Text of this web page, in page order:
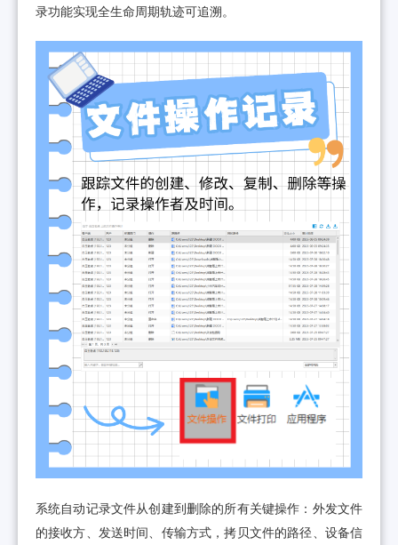
录功能实现全生命周期轨迹可追溯。
系统自动记录文件从创建到删除的所有关键操作：外发文件
的接收方、发送时间、传输方式，拷贝文件的路径、设备信